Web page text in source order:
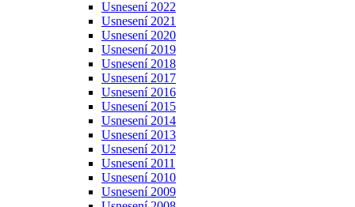
Usnesení 2022
Usnesení 2021
Usnesení 2020
Usnesení 2019
Usnesení 2018
Usnesení 2017
Usnesení 2016
Usnesení 2015
Usnesení 2014
Usnesení 2013
Usnesení 2012
Usnesení 2011
Usnesení 2010
Usnesení 2009